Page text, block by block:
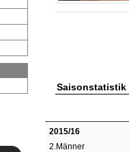
Saisonstatistik
2015/16
2.Männer